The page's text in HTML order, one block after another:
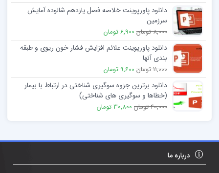
دانلود پاورپوینت خلاصه فصل یازدهم شالوده آمایش
سرزمین
8,000 تومان 6,900 تومان
دانلود پاورپوینت علائم افزایش فشار خون ریوی و طبقه
بندی آنها
11,000 تومان 9,600 تومان
دانلود برترین جزوه سوگیری شناختی در ارتباط با بیمار
(خطاها و سوگیری های شناختی)
40,000 تومان 30,800 تومان
درباره ما